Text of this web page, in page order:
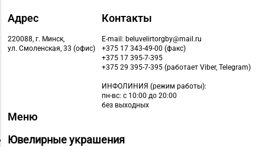
Адрес
220088, г. Минск,
ул. Смоленская, 33 (офис)
Контакты
E-mail: beluvelirtorgby@mail.ru
+375 17 343-49-00 (факс)
+375 17 395-7-395
+375 29 395-7-395 (работает Viber, Telegram)
ИНФОЛИНИЯ (режим работы):
пн-вс: с 10:00 до 20:00
без выходных
Меню
Ювелирные украшения